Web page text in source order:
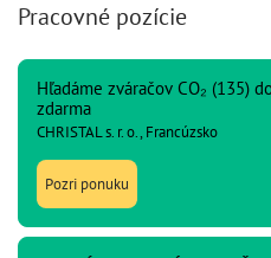
Pracovné pozície
Hľadáme zváračov CO₂ (135)
zdarma
CHRISTAL s. r. o., Francúzsko
Pozri ponuku